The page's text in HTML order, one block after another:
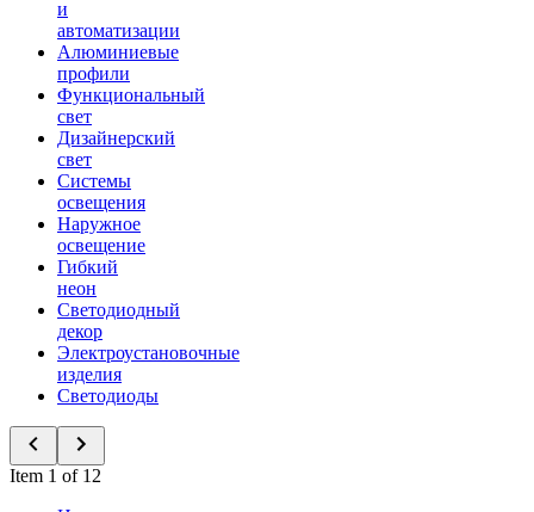
и
автоматизации
Алюминиевые
профили
Функциональный
свет
Дизайнерский
свет
Системы
освещения
Наружное
освещение
Гибкий
неон
Светодиодный
декор
Электроустановочные
изделия
Светодиоды
Item 1 of 12